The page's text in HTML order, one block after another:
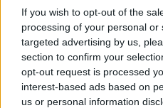
If you wish to opt-out of the
processing of your personal
targeted advertising by us,
section to confirm your
opt-out request is processed
interest-based ads based on
us or personal information
Hasznos
Impresszum